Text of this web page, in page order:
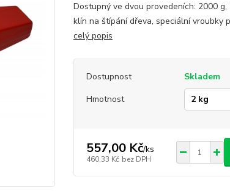
Dostupný ve dvou provedeních: 2000
klín na štípání dřeva, speciální vroubky
celý popis
Dostupnost
Skladem
Hmotnost
557,00 Kč/ks
460,33 Kč bez DPH